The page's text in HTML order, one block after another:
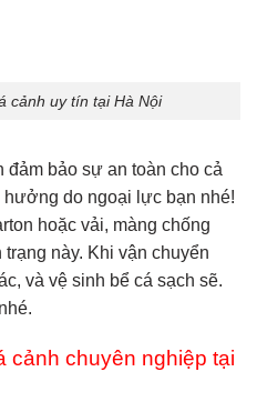
cảnh uy tín tại Hà Nội
bảo sự an toàn cho cả
do ngoại lực bạn nhé!
hoặc vải, màng chống
này. Khi vận chuyển
và vệ sinh bể cá sạch sẽ.
cảnh chuyên nghiệp tại